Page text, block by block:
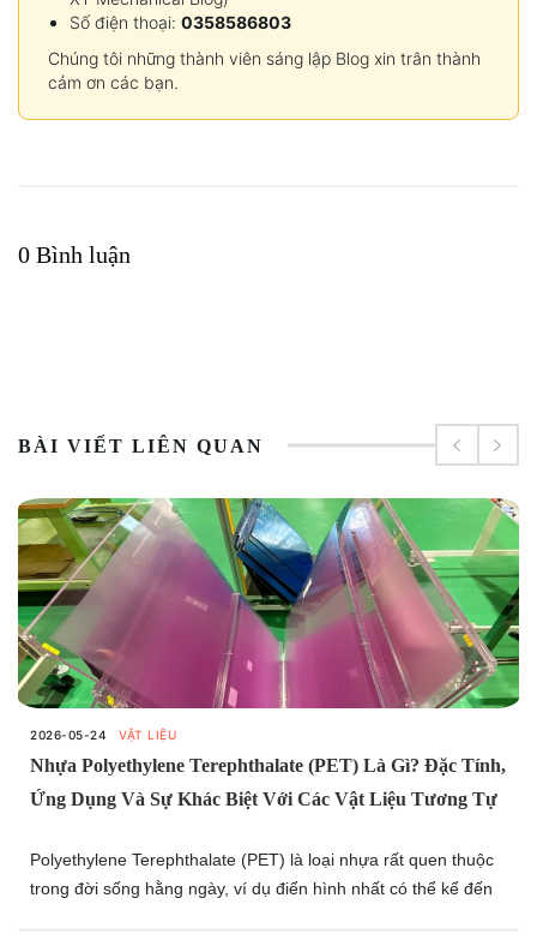
Số điện thoại: 0358586803
Chúng tôi những thành viên sáng lập Blog xin trân thành
cảm ơn các bạn.
0 Bình luận
BÀI VIẾT LIÊN QUAN
2026-05-24 VẬT LIỆU
Nhựa Polyethylene Terephthalate (PET) Là Gì? Đặc Tính,
Ứng Dụng Và Sự Khác Biệt Với Các Vật Liệu Tương Tự
Polyethylene Terephthalate (PET) là loại nhựa rất quen thuộc
trong đời sống hằng ngày, ví dụ điển hình nhất có thể kể đến